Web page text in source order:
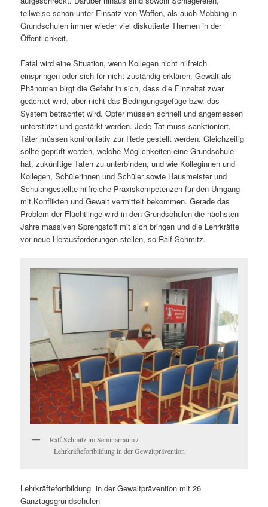
teilweise schon unter Einsatz von Waffen, als auch Mobbing in
Grundschulen immer wieder viel diskutierte Themen in der
Öffentlichkeit.
Fatal wird eine Situation, wenn Kollegen nicht hilfreich
einspringen oder sich für nicht zuständig erklären. Gewalt als
Phänomen birgt die Gefahr in sich, dass die Einzeltat zwar
geächtet wird, aber nicht das Bedingungsgefüge bzw. das
System betrachtet wird. Opfer müssen schnell und angemessen
unterstützt und gestärkt werden. Jede Tat muss sanktioniert,
Täter müssen konfrontativ zur Rede gestellt werden. Gleichzeitig
sollte geprüft werden, welche Möglichkeiten eine Grundschule
hat, zukünftige Taten zu unterbinden, und wie Kolleginnen und
Kollegen, Schülerinnen und Schüler sowie Hausmeister und
Schulangestellte hilfreiche Praxiskompetenzen für den Umgang
mit Konflikten und Gewalt vermittelt bekommen. Gerade das
Problem der Flüchtlinge wird in den Grundschulen die nächsten
Jahre massiven Sprengstoff mit sich bringen und die Lehrkräfte
vor neue Herausforderungen stellen, so Ralf Schmitz.
Ralf Schmitz im Seminarraum /
Lehrkräftefortbildung in der Gewaltprävention
Lehrkräftefortbildung in der Gewaltprävention mit 26
Ganztagsgrundschulen